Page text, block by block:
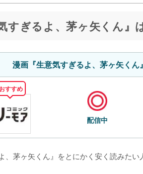
すぎるよ、茅ヶ矢くん』
漫画『生意気すぎるよ、茅ヶ矢くん
おすすめ
配信中
、茅ヶ矢くん』をとにかく安く読みたい